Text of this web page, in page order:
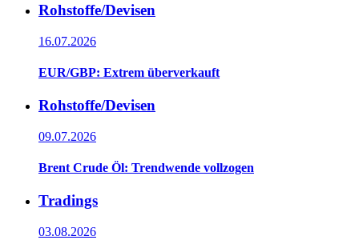
Rohstoffe/Devisen
16.07.2026
EUR/GBP: Extrem überverkauft
Rohstoffe/Devisen
09.07.2026
Brent Crude Öl: Trendwende vollzogen
Tradings
03.08.2026